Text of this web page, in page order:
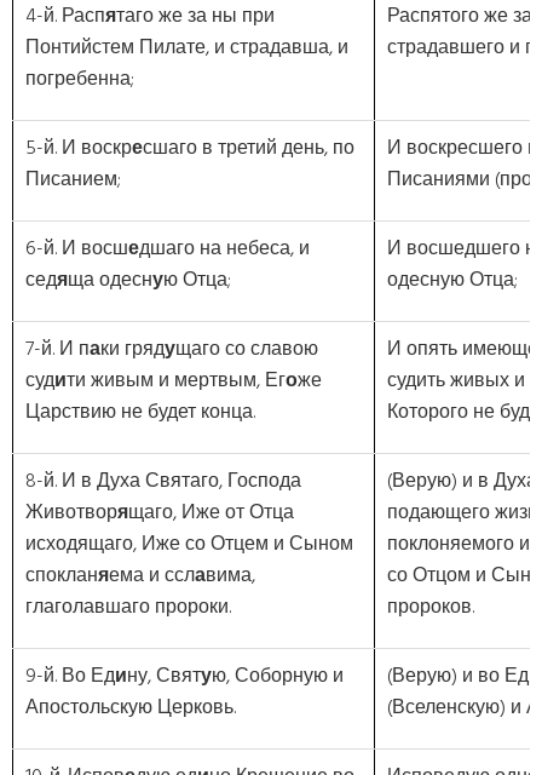
4-й. Распятаго же за ны при
Понтийстем Пилате, и страдавша, и
погребенна;
Распятого же
страдавшего и
5-й. И воскресшаго в третий день, по
Писанием;
И воскресшего в
Писаниями
6-й. И восшедшаго на небеса, и
седяща одесную Отца;
И восшедшего
одесную Отца;
7-й. И паки грядущаго со славою
судити живым и мертвым, Егоже
Царствию не будет конца.
И опять
судить живых и
Которого не
8-й. И в Духа Святаго, Господа
Животворящаго, Иже от Отца
исходящаго, Иже со Отцем и Сыном
спокланяема и сславима,
глаголавшаго пророки.
(Верую) и в Духа
подающего
поклоняемого и
со Отцом и
пророков.
9-й. Во Едину, Святую, Соборную и
Апостольскую Церковь.
(Верую) и во
(Вселенскую) и